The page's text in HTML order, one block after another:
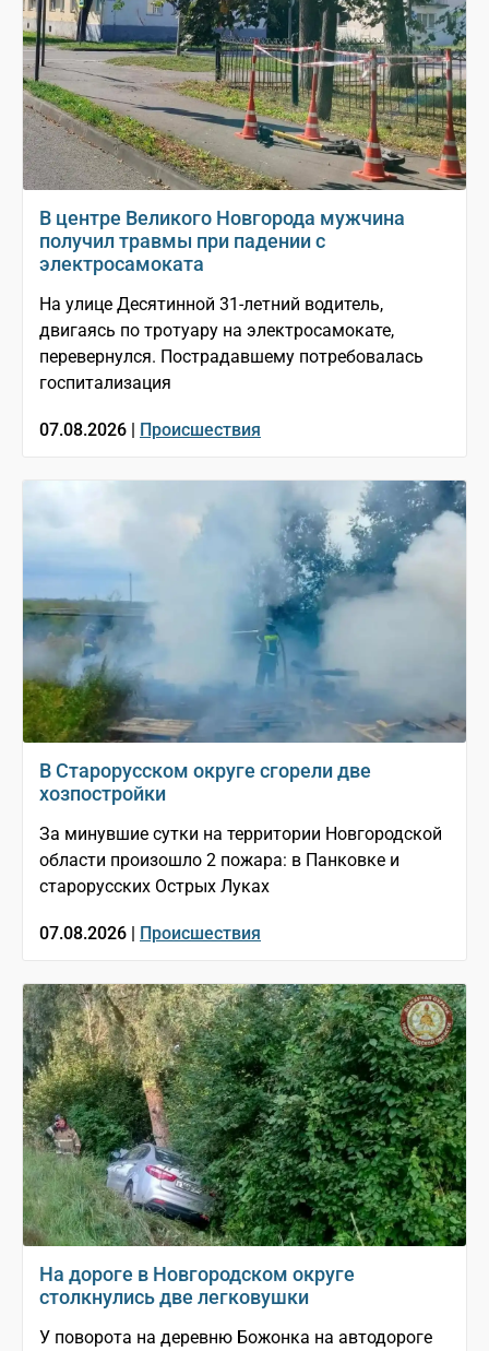
В центре Великого Новгорода мужчина
получил травмы при падении с
электросамоката
На улице Десятинной 31-летний водитель,
двигаясь по тротуару на электросамокате,
перевернулся. Пострадавшему потребовалась
госпитализация
07.08.2026 | Происшествия
В Старорусском округе сгорели две
хозпостройки
За минувшие сутки на территории Новгородской
области произошло 2 пожара: в Панковке и
старорусских Острых Луках
07.08.2026 | Происшествия
На дороге в Новгородском округе
столкнулись две легковушки
У поворота на деревню Божонка на автодороге